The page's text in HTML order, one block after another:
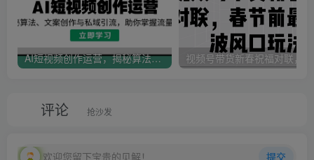
AI短视频创作运营，揭秘算法、文案创作与私域引流，助你掌握流量密码
评论 抢沙发
欢迎您留下宝贵的见解！ 提交